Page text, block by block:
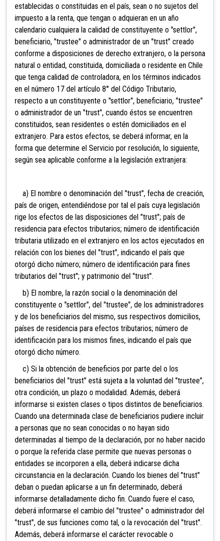
establecidas o constituidas en el país, sean o no sujetos del
impuesto a la renta, que tengan o adquieran en un año
calendario cualquiera la calidad de constituyente o "settlor",
beneficiario, "trustee" o administrador de un "trust" creado
conforme a disposiciones de derecho extranjero, o la persona
natural o entidad, constituida, domiciliada o residente en Chile
que tenga calidad de controladora, en los términos indicados
en el número 17 del artículo 8° del Código Tributario,
respecto a un constituyente o "settlor", beneficiario, "trustee"
o administrador de un "trust", cuando éstos se encuentren
constituidos, sean residentes o estén domiciliados en el
extranjero. Para estos efectos, se deberá informar, en la
forma que determine el Servicio por resolución, lo siguiente,
según sea aplicable conforme a la legislación extranjera:
a) El nombre o denominación del "trust", fecha de creación,
país de origen, entendiéndose por tal el país cuya legislación
rige los efectos de las disposiciones del "trust"; país de
residencia para efectos tributarios; número de identificación
tributaria utilizado en el extranjero en los actos ejecutados en
relación con los bienes del "trust", indicando el país que
otorgó dicho número; número de identificación para fines
tributarios del "trust"; y patrimonio del "trust".
b) El nombre, la razón social o la denominación del
constituyente o "settlor", del "trustee", de los administradores
y de los beneficiarios del mismo, sus respectivos domicilios,
países de residencia para efectos tributarios; número de
identificación para los mismos fines, indicando el país que
otorgó dicho número.
c) Si la obtención de beneficios por parte del o los
beneficiarios del "trust" está sujeta a la voluntad del "trustee",
otra condición, un plazo o modalidad. Además, deberá
informarse si existen clases o tipos distintos de beneficiarios.
Cuando una determinada clase de beneficiarios pudiere incluir
a personas que no sean conocidas o no hayan sido
determinadas al tiempo de la declaración, por no haber nacido
o porque la referida clase permite que nuevas personas o
entidades se incorporen a ella, deberá indicarse dicha
circunstancia en la declaración. Cuando los bienes del "trust"
deban o puedan aplicarse a un fin determinado, deberá
informarse detalladamente dicho fin. Cuando fuere el caso,
deberá informarse el cambio del "trustee" o administrador del
"trust", de sus funciones como tal, o la revocación del "trust".
Además, deberá informarse el carácter revocable o